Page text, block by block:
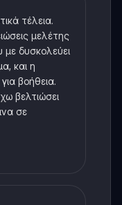
τέλεια.
μελέτης
με δυσκολεύει
και η
βοήθεια.
βελτιώσει
σε